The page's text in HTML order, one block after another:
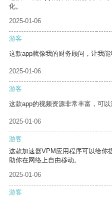
化。
2025-01-06
游客
这款app就像我的财务顾问，让我能
2025-01-06
游客
这款app的视频资源非常丰富，可以
2025-01-06
游客
这款加速器VPM应用程序可以给你
助你在网络上自由移动。
2025-01-06
游客